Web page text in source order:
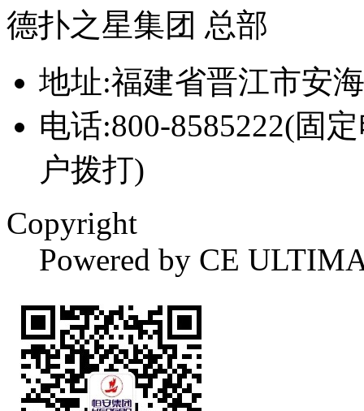
德扑之星集团 总部
地址:福建省晋江市安
电话:800-8585222(固
户拨打)
Copyright
Powered by CE